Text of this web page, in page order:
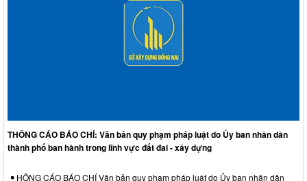
THÔNG CÁO BÁO CHÍ: Văn bản quy phạm pháp luật do Ủy ban nhân dân
thành phố ban hành trong lĩnh vực đất đai - xây dựng
HÔNG CÁO BÁO CHÍ Văn bản quy phạm pháp luật do Ủy ban nhân dân